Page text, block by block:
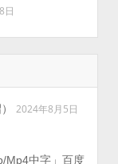
日
2024年8月5日
Mp4中字」百度